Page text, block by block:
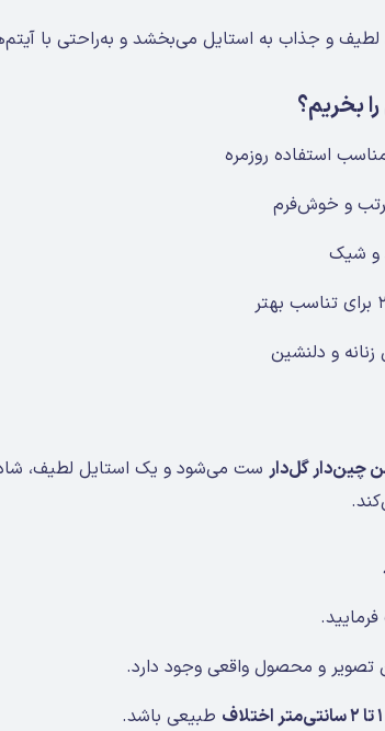
لطیف و جذاب به استایل می‌بخشد و به‌راحتی با
بخریم؟
استفاده روزمره
و خوش‌فرم
و شیک
زنانه و دلنشین
چین‌دار گل‌دار ست می‌شود و یک استایل لطیف، شاد
تصویر و محصول واقعی وجود دارد.
۱ تا ۲ سانتی‌متر اختلاف طبیعی باشد.